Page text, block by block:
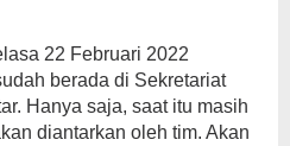
22 Februari 2022
berada di Sekretariat
Hanya saja, saat itu masih
diantarkan oleh tim. Akan